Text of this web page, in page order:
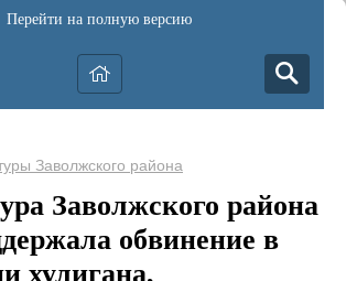
Перейти на полную версию
Заволжского района
Заволжского района
обвинение в
хулигана,